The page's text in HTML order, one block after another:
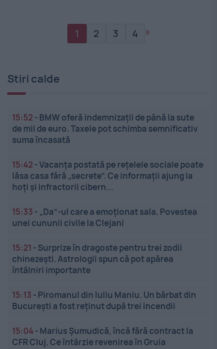
1 2 3 4 »
Stiri calde
15:52 - BMW oferă indemnizații de până la sute
de mii de euro. Taxele pot schimba semnificativ
suma încasată
15:42 -Vacanța postată pe rețelele sociale poate
lăsa casa fără „secrete”. Ce informații ajung la
hoți și infractorii cibern...
15:33 - „Da”-ul care a emoționat sala. Povestea
unei cununii civile la Clejani
15:21 - Surprize în dragoste pentru trei zodii
chinezești. Astrologii spun că pot apărea
întâlniri importante
15:13 - Piromanul din Iuliu Maniu. Un bărbat din
București a fost reținut după trei incendii
15:04- Marius Șumudică, încă fără contract la
CFR Cluj. Ce întârzie revenirea în Gruia